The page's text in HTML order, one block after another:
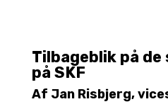
Tilbageblik på
på SKF
Af Jan Risbjerg,